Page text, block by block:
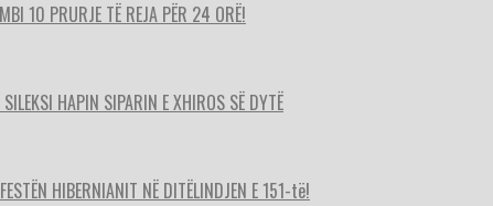
10 PRURJE TË REJA PËR 24 ORË!
HAPIN SIPARIN E XHIROS SË DYTË
HIBERNIANIT NË DITËLINDJEN E 151-të!